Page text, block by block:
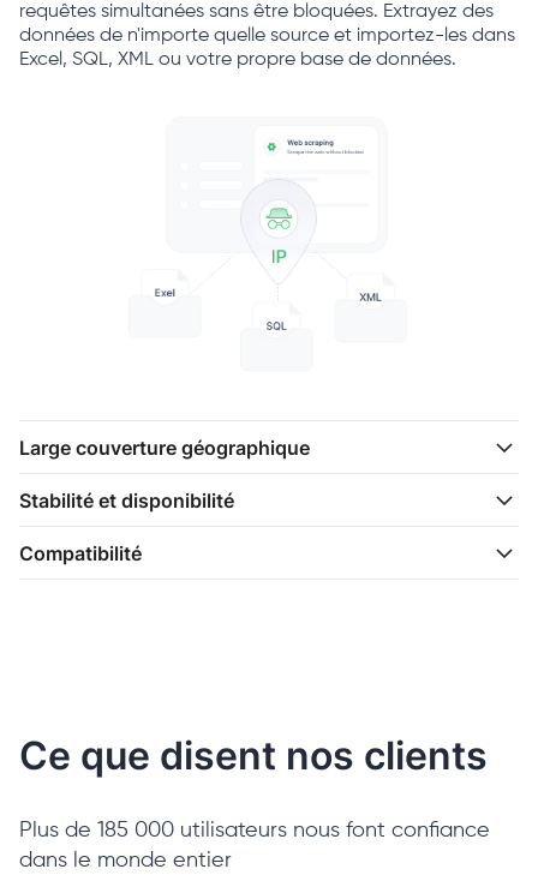
requêtes simultanées sans être bloquées. Extrayez des
données de n'importe quelle source et importez-les dans
Excel, SQL, XML ou votre propre base de données.
Large couverture géographique
Stabilité et disponibilité
Compatibilité
Ce que disent nos clients
Plus de 185 000 utilisateurs nous font confiance
dans le monde entier